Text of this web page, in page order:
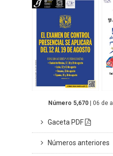
Número 5,670 | 06 de
Gaceta PDF
Números anteriores